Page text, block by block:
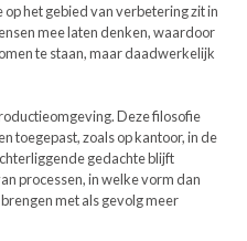
het gebied van verbetering zit in
mee laten denken, waardoor
te staan, maar daadwerkelijk
Deze filosofie
toegepast, zoals op kantoor, in de
gedachte blijft
processen, in welke vorm dan
met als gevolg meer